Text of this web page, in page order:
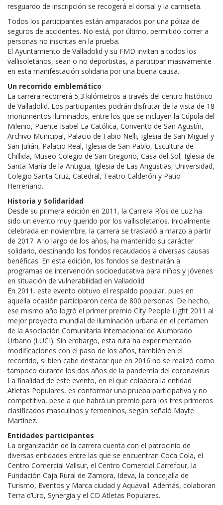
resguardo de inscripción se recogerá el dorsal y la camiseta.
Todos los participantes están amparados por una póliza de
seguros de accidentes. No está, por último, permitido correr a
personas no inscritas en la prueba.
El Ayuntamiento de Valladolid y su FMD invitan a todos los
vallisoletanos, sean o no deportistas, a participar masivamente
en esta manifestación solidaria por una buena causa.
Un recorrido emblemático
La carrera recorrerá 5,3 kilómetros a través del centro histórico
de Valladolid. Los participantes podrán disfrutar de la vista de 18
monumentos iluminados, entre los que se incluyen la Cúpula del
Milenio, Puente Isabel La Católica, Convento de San Agustín,
Archivo Municipal, Palacio de Fabio Nelli, Iglesia de San Miguel y
San Julián, Palacio Real, Iglesia de San Pablo, Escultura de
Chillida, Museo Colegio de San Gregorio, Casa del Sol, Iglesia de
Santa María de la Antigua, Iglesia de Las Angustias, Universidad,
Colegio Santa Cruz, Catedral, Teatro Calderón y Patio
Herreriano.
Historia y Solidaridad
Desde su primera edición en 2011, la Carrera Ríos de Luz ha
sido un evento muy querido por los vallisoletanos. Inicialmente
celebrada en noviembre, la carrera se trasladó a marzo a partir
de 2017. A lo largo de los años, ha mantenido su carácter
solidario, destinando los fondos recaudados a diversas causas
benéficas. En esta edición, los fondos se destinarán a
programas de intervención socioeducativa para niños y jóvenes
en situación de vulnerabilidad en Valladolid.
En 2011, este evento obtuvo el respaldo popular, pues en
aquella ocasión participaron cerca de 800 personas. De hecho,
ese mismo año logró el primer premio City People Light 2011 al
mejor proyecto mundial de iluminación urbana en el certamen
de la Asociación Comunitaria Internacional de Alumbrado
Urbano (LUCI). Sin embargo, esta ruta ha experimentado
modificaciones con el paso de los años, también en el
recorrido, si bien cabe destacar que en 2016 no se realizó como
tampoco durante los dos años de la pandemia del coronavirus
La finalidad de este evento, en el que colabora la entidad
Atletas Populares, es conformar una prueba participativa y no
competitiva, pese a que habrá un premio para los tres primeros
clasificados masculinos y femeninos, según señaló Mayte
Martínez.
Entidades participantes
La organización de la carrera cuenta con el patrocinio de
diversas entidades entre las que se encuentran Coca Cola, el
Centro Comercial Vallsur, el Centro Comercial Carrefour, la
Fundación Caja Rural de Zamora, Ideva, la concejalía de
Turismo, Eventos y Marca ciudad y Aquavall. Además, colaboran
Terra d’Uro, Synergia y el CD Atletas Populares.